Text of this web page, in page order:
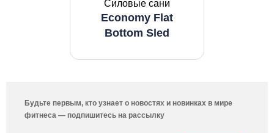
Силовые сани
Economy Flat
Bottom Sled
Будьте первым, кто узнает о новостях и новинках в мире
фитнеса — подпишитесь на рассылку